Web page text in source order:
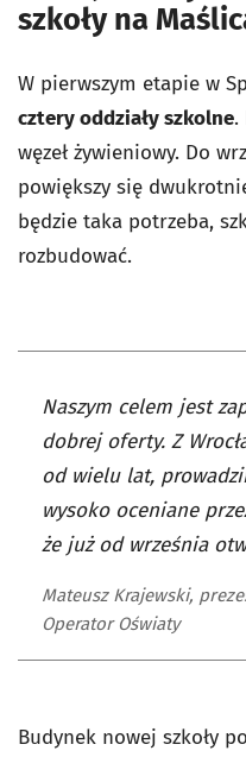
szkoły na
W pierwszym etapie w
cztery oddziały szkolne.
węzeł żywieniowy. Do
powiększy się
będzie taka potrzeba,
rozbudować.
Naszym celem jest
dobrej oferty. Z
od wielu lat,
wysoko oceniane
że już od września
Mateusz Krajewski,
Operator Oświaty
Budynek nowej szkoły